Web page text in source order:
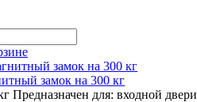
замок на 300 кг
Предназначен для: входной двери